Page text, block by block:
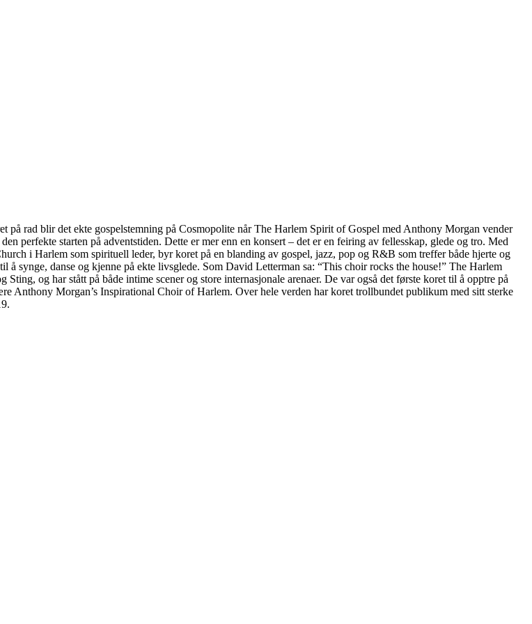
rad blir det ekte gospelstemning på Cosmopolite når The Harlem Spirit of Gospel med Anthony Morgan vender
perfekte starten på adventstiden. Dette er mer enn en konsert – det er en feiring av fellesskap, glede og tro. Med
i Harlem som spirituell leder, byr koret på en blanding av gospel, jazz, pop og R&B som treffer både hjerte og
synge, danse og kjenne på ekte livsglede. Som David Letterman sa: “This choir rocks the house!” The Harlem
og har stått på både intime scener og store internasjonale arenaer. De var også det første koret til å opptre på
Anthony Morgan’s Inspirational Choir of Harlem. Over hele verden har koret trollbundet publikum med sitt sterke